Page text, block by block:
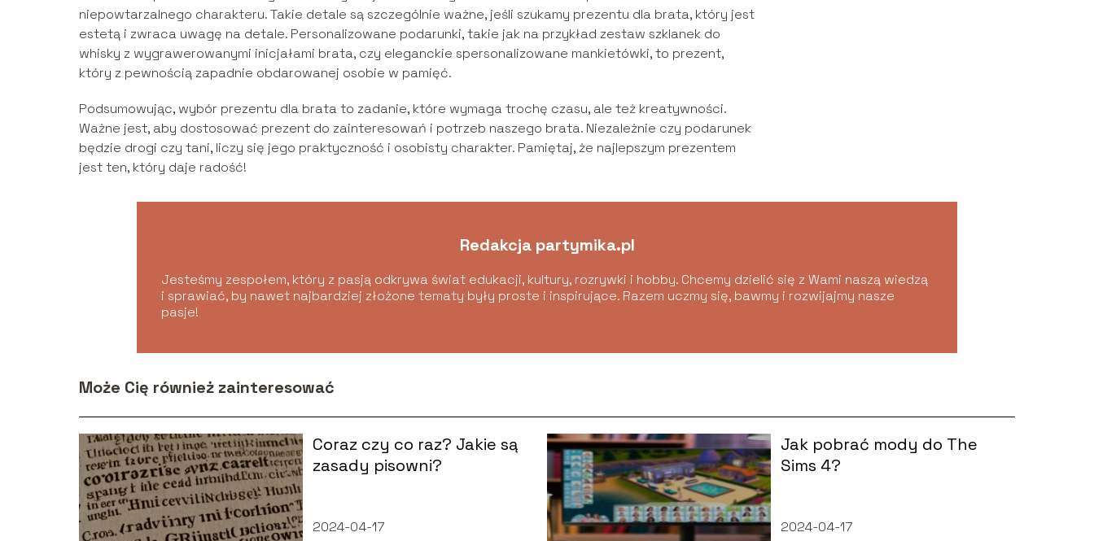
niepowtarzalnego charakteru. Takie detale są szczególnie ważne, jeśli szukamy prezentu dla brata, który jest
estetą i zwraca uwagę na detale. Personalizowane podarunki, takie jak na przykład zestaw szklanek do
whisky z wygrawerowanymi inicjałami brata, czy eleganckie spersonalizowane mankietówki, to prezent,
który z pewnością zapadnie obdarowanej osobie w pamięć.
Podsumowując, wybór prezentu dla brata to zadanie, które wymaga trochę czasu, ale też kreatywności.
Ważne jest, aby dostosować prezent do zainteresowań i potrzeb naszego brata. Niezależnie czy podarunek
będzie drogi czy tani, liczy się jego praktyczność i osobisty charakter. Pamiętaj, że najlepszym prezentem
jest ten, który daje radość!
Redakcja partymika.pl
Jesteśmy zespołem, który z pasją odkrywa świat edukacji, kultury, rozrywki i hobby. Chcemy dzielić się z Wami naszą wiedzą
i sprawiać, by nawet najbardziej złożone tematy były proste i inspirujące. Razem uczmy się, bawmy i rozwijajmy nasze
pasje!
Może Cię również zainteresować
Coraz czy co raz? Jakie są
zasady pisowni?
2024-04-17
Jak pobrać mody do The
Sims 4?
2024-04-17